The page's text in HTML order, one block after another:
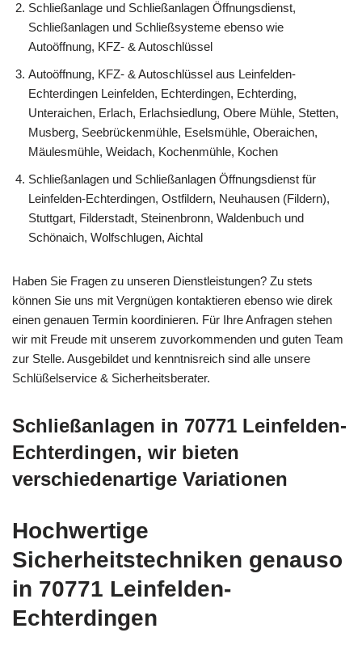
Schließanlage und Schließanlagen Öffnungsdienst,
Schließanlagen und Schließsysteme ebenso wie
Autoöffnung, KFZ- & Autoschlüssel
Autoöffnung, KFZ- & Autoschlüssel aus Leinfelden-
Echterdingen Leinfelden, Echterdingen, Echterding,
Unteraichen, Erlach, Erlachsiedlung, Obere Mühle, Stetten,
Musberg, Seebrückenmühle, Eselsmühle, Oberaichen,
Mäulesmühle, Weidach, Kochenmühle, Kochen
Schließanlagen und Schließanlagen Öffnungsdienst für
Leinfelden-Echterdingen, Ostfildern, Neuhausen (Fildern),
Stuttgart, Filderstadt, Steinenbronn, Waldenbuch und
Schönaich, Wolfschlugen, Aichtal
Haben Sie Fragen zu unseren Dienstleistungen? Zu stets
können Sie uns mit Vergnügen kontaktieren ebenso wie direk
einen genauen Termin koordinieren. Für Ihre Anfragen stehen
wir mit Freude mit unserem zuvorkommenden und guten Team
zur Stelle. Ausgebildet und kenntnisreich sind alle unsere
Schlüßelservice & Sicherheitsberater.
Schließanlagen in 70771 Leinfelden-
Echterdingen, wir bieten
verschiedenartige Variationen
Hochwertige
Sicherheitstechniken genauso
in 70771 Leinfelden-
Echterdingen